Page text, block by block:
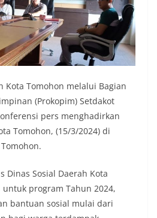
Kota Tomohon melalui Bagian
(Prokopim) Setdakot
pers menghadirkan
Tomohon, (15/3/2024) di
Dinas Sosial Daerah Kota
untuk program Tahun 2024,
bantuan sosial mulai dari